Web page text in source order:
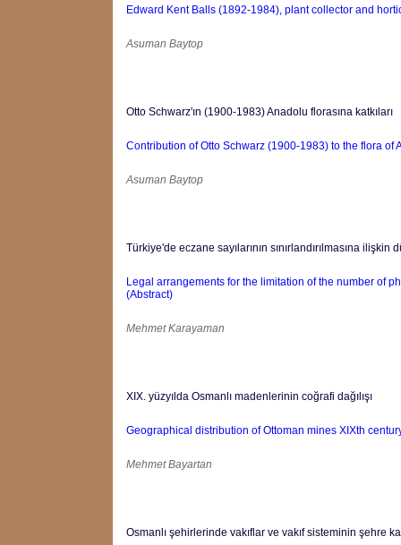
Edward Kent Balls (1892-1984), plant collector and
Asuman Baytop
Otto Schwarz'ın (1900-1983) Anadolu florasına katkıları
Contribution of Otto Schwarz (1900-1983) to the flora of
Asuman Baytop
Türkiye'de eczane sayılarının sınırlandırılmasına
Legal arrangements for the limitation of the number of
(Abstract)
Mehmet Karayaman
XIX. yüzyılda Osmanlı madenlerinin coğrafi dağılışı
Geographical distribution of Ottoman mines XIXth
Mehmet Bayartan
Osmanlı şehirlerinde vakıflar ve vakıf sisteminin şehre